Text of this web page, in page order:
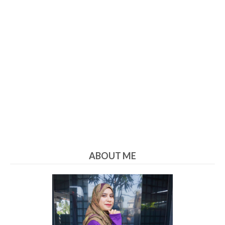
ABOUT ME